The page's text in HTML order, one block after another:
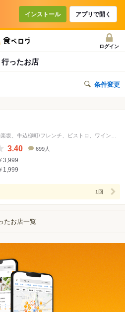
インストール アプリで開く
ログイン
行ったお店
条件変更
3.40
数
699人
3,999
1,999
1回
たお店一覧